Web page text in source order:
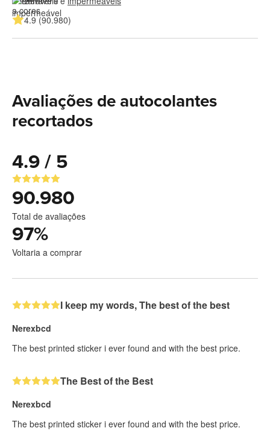
4.9 (90.980)
Avaliações de autocolantes
recortados
4.9 / 5
90.980
Total de avaliações
97%
Voltaria a comprar
I keep my words, The best of the best
Nerexbcd
The best printed sticker i ever found and with the best price.
The Best of the Best
Nerexbcd
The best printed sticker i ever found and with the best price.